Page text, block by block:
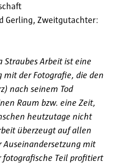
Gerling, Zweitgutachter:
Straubes Arbeit ist eine
der Fotografie, die den
nach seinem Tod
Raum bzw. eine Zeit,
heutzutage nicht
überzeugt auf allen
Auseinandersetzung mit
fotografische Teil profitiert